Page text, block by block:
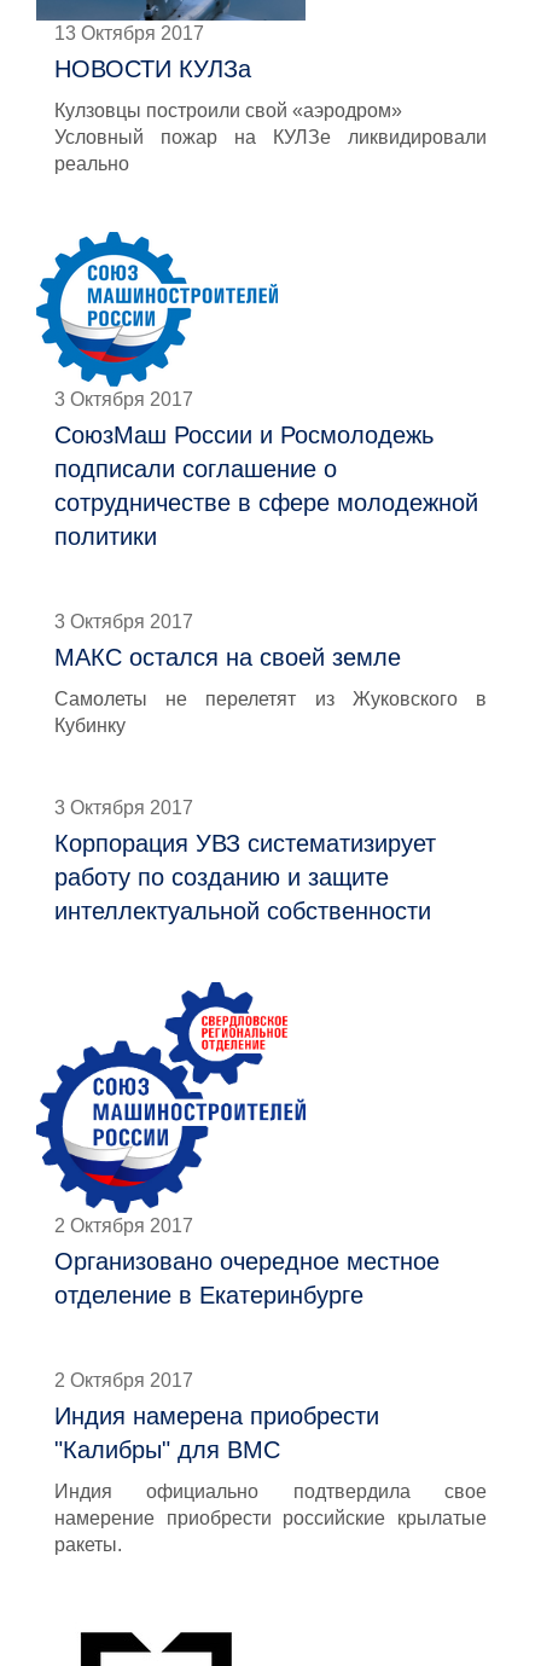
13 Октября 2017
НОВОСТИ КУЛЗа
Кулзовцы построили свой «аэродром»
Условный пожар на КУЛЗе ликвидировали
реально
3 Октября 2017
СоюзМаш России и Росмолодежь
подписали соглашение о
сотрудничестве в сфере молодежной
политики
3 Октября 2017
МАКС остался на своей земле
Самолеты не перелетят из Жуковского в
Кубинку
3 Октября 2017
Корпорация УВЗ систематизирует
работу по созданию и защите
интеллектуальной собственности
2 Октября 2017
Организовано очередное местное
отделение в Екатеринбурге
2 Октября 2017
Индия намерена приобрести
"Калибры" для ВМС
Индия официально подтвердила свое
намерение приобрести российские крылатые
ракеты.